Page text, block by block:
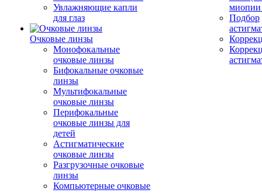
Увлажняющие капли
для глаз
Очковые линзы
Монофокальные
очковые линзы
Бифокальные очковые
линзы
Мультифокальные
очковые линзы
Перифокальные
очковые линзы для
детей
Астигматические
очковые линзы
Разгрузочные очковые
линзы
Компьютерные очковые
миопии
Подбор